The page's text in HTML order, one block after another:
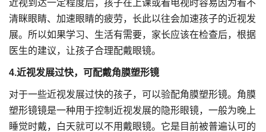
近视到达一定程度后，孩子在上课或看电视时容易因为看不
清眯眼睛、加速眼睛的疲劳，长此以往会加速孩子的近视发
展。所以如果学习、生活有需要，家长应该在检查后，根据
医生的建议，让孩子合理配戴眼镜。
4.近视发展过快，可配戴角膜塑形镜
对于一些近视发展过快的孩子，可以验配角膜塑形镜。角膜
塑形镜镜是一种用于控制近视发展的隐形眼镜，一般为晚上
睡觉时戴，白天就可以不用戴眼镜。它是目前被普遍认可的